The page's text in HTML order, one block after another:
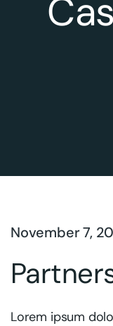
November 7,
Lorem ipsum